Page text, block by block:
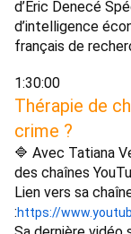
d’Eric Denecé
d’intelligence
français de
1:30:00
Thérapie de
crime ?
🔷 Avec Tatiana
des chaînes
Lien vers sa
:https://